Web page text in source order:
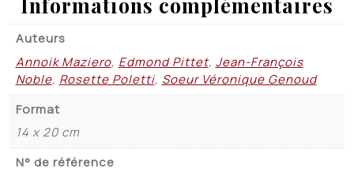
Auteurs
Annoik Maziero, Edmond Pittet, Jean-François
Noble, Rosette Poletti, Soeur Véronique Genoud
Format
14 x 20 cm
N° de référence